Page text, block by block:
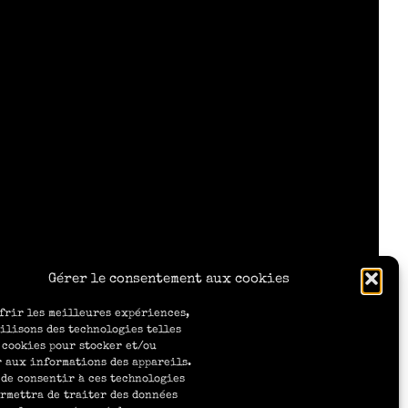
Gérer le consentement aux cookies
les meilleures expériences,
des technologies telles
cookies pour stocker et/ou
aux informations des appareils.
consentir à ces technologies
de traiter des données